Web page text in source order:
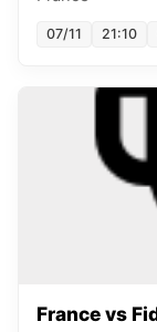
07/11 21:10
France vs